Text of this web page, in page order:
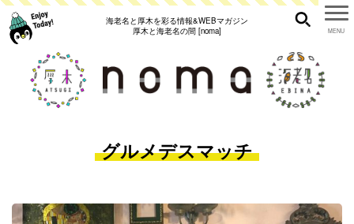
海老名と厚木を彩る情報&WEBマガジン
厚木と海老名の間 [noma]
グルメデスマッチ